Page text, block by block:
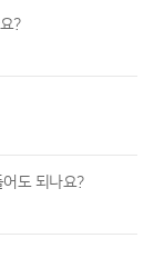
?
도 되나요?